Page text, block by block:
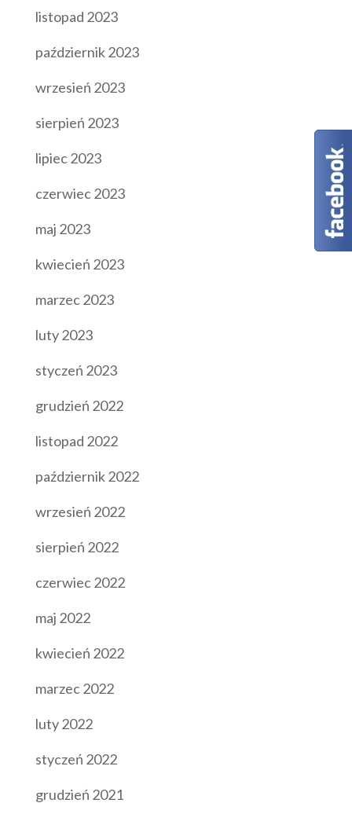
listopad 2023
październik 2023
wrzesień 2023
sierpień 2023
lipiec 2023
czerwiec 2023
maj 2023
kwiecień 2023
marzec 2023
luty 2023
styczeń 2023
grudzień 2022
listopad 2022
październik 2022
wrzesień 2022
sierpień 2022
czerwiec 2022
maj 2022
kwiecień 2022
marzec 2022
luty 2022
styczeń 2022
grudzień 2021